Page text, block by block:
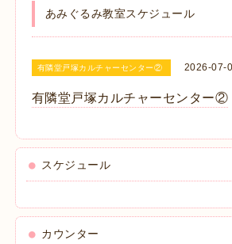
あみぐるみ教室スケジュール
有隣堂戸塚カルチャーセンター② 2026-07-
有隣堂戸塚カルチャーセンター②
スケジュール
カウンター